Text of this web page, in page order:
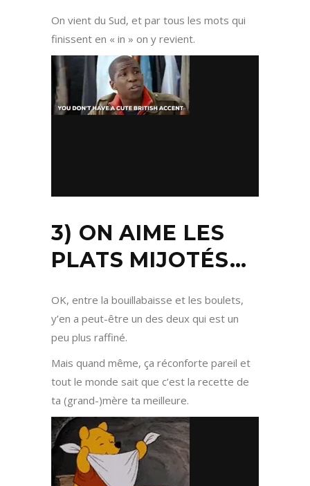
On vient du Sud, et par tous les mots qui
finissent en « in » on y revient.
3) ON AIME LES
PLATS MIJOTÉS…
OK, entre la bouillabaisse et les boulets,
y’en a peut-être un des deux qui est un
peu plus raffiné.
Mais quand même, ça réconforte pareil et
tout le monde sait que c’est la recette de
ta (grand-)mère ta meilleure.